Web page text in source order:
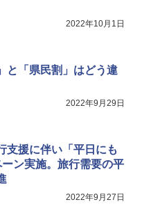
2022年10月1日
と「県民割」はどう違
2022年9月29日
支援に伴い「平日にも
ン実施。旅行需要の平
2022年9月27日